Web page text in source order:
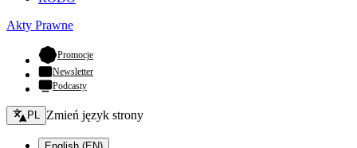
Akty Prawne
Promocje- otwiera się w nowej karcie
Newsletter
Podcasty
Zmień język - bieżący:
PL Zmień język strony